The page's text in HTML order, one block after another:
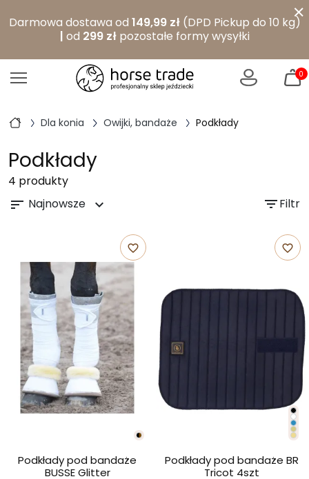
Darmowa dostawa od 149,99 zł(DPD Pickup do 10 kg)
| od 299 złpozostałe formy wysyłki
×
0
Dla konia Owijki, bandaże Podkłady
Podkłady
4 produkty
sort Najnowsze expand_more filter_listFiltr
favorite_border
Podkłady pod bandaże
BUSSE Glitter
favorite_border
Podkłady pod bandaże BR
Tricot 4szt